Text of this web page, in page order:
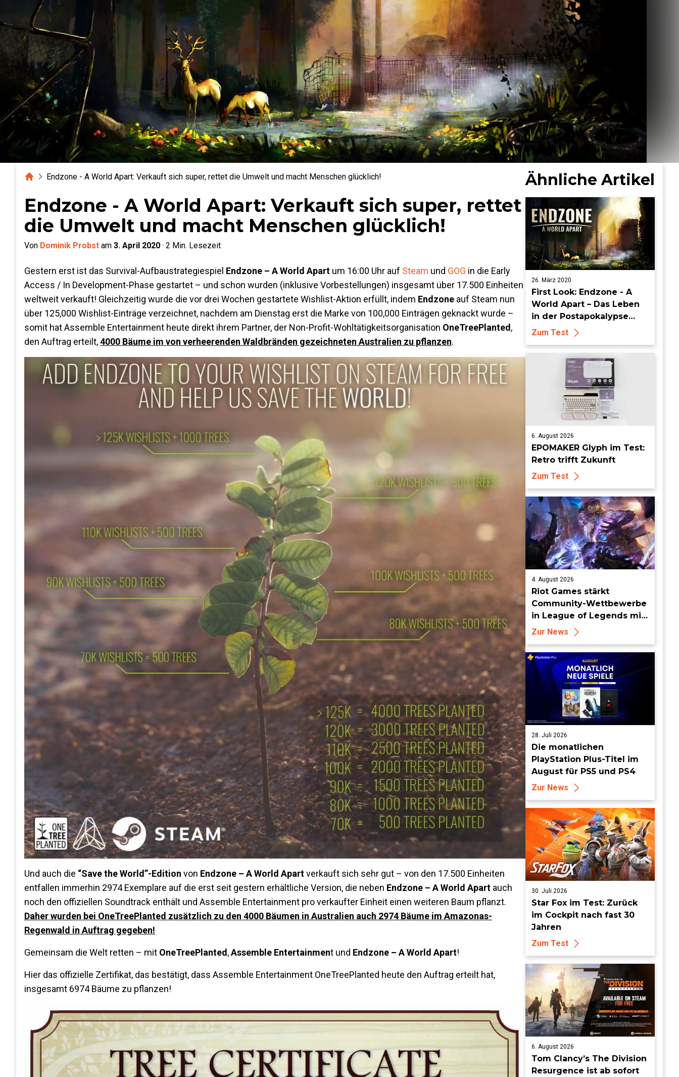
HomeEndzone - A World Apart: Verkauft sich super, rettet die Umwelt und macht Menschen glücklich!
Endzone - A World Apart: Verkauft sich super, rettet
die Umwelt und macht Menschen glücklich!
Von Dominik Probst am 3. April 2020 · 2 Min. Lesezeit
Gestern erst ist das Survival-Aufbaustrategiespiel Endzone – A World Apart um 16:00 Uhr auf Steam und GOG in die Early
Access / In Development-Phase gestartet – und schon wurden (inklusive Vorbestellungen) insgesamt über 17.500 Einheiten
weltweit verkauft! Gleichzeitig wurde die vor drei Wochen gestartete Wishlist-Aktion erfüllt, indem Endzone auf Steam nun
über 125,000 Wishlist-Einträge verzeichnet, nachdem am Dienstag erst die Marke von 100,000 Einträgen geknackt wurde –
somit hat Assemble Entertainment heute direkt ihrem Partner, der Non-Profit-Wohltätigkeitsorganisation OneTreePlanted ,
den Auftrag erteilt,4000 Bäume im von verheerenden Waldbränden gezeichneten Australien zu pflanzen.
Und auch die “Save the World”-Edition von Endzone – A World Apartverkauft sich sehr gut – von den 17.500 Einheiten
entfallen immerhin 2974 Exemplare auf die erst seit gestern erhältliche Version, die neben Endzone – A World Apart auch
noch den offiziellen Soundtrack enthält und Assemble Entertainment pro verkaufter Einheit einen weiteren Baum pflanzt.
Daher wurden bei OneTreePlanted zusätzlich zu den 4000 Bäumen in Australien auch 2974 Bäume im Amazonas-
Regenwald in Auftrag gegeben!
Gemeinsam die Welt retten – mit OneTreePlanted ,Assemble Entertainment und Endzone – A World Apart!
Hier das offizielle Zertifikat, das bestätigt, dass Assemble Entertainment OneTreePlanted heute den Auftrag erteilt hat,
insgesamt 6974 Bäume zu pflanzen!
Ähnliche Artikel
26. März 2020
First Look: Endzone - A
World Apart – Das Leben
in der Postapokalypse
strukturieren
Zum Test
6. August 2026
EPOMAKER Glyph im Test:
Retro trifft Zukunft
Zum Test
4. August 2026
Riot Games stärkt
Community-Wettbewerbe
in League of Legends mit
neuen Organized-Play-
Zur News
28. Juli 2026
Die monatlichen
PlayStation Plus-Titel im
August für PS5 und PS4
Zur News
30. Juli 2026
Star Fox im Test: Zurück
im Cockpit nach fast 30
Jahren
Zum Test
6. August 2026
Tom Clancy’s The Division
Resurgence ist ab sofort